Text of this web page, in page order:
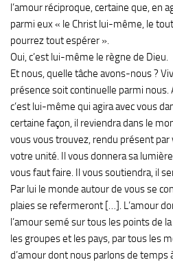
l’amour réciproque, certaine que, en
parmi eux « le Christ lui-même, le
pourrez tout espérer ».
Oui, c’est lui-même le règne de Dieu.
Et nous, quelle tâche avons-nous ?
présence soit continuelle parmi nous.
c’est lui-même qui agira avec vous
certaine façon, il reviendra dans le
vous vous trouvez, rendu présent
votre unité. Il vous donnera sa
vous faut faire. Il vous soutiendra, il
Par lui le monde autour de vous se
plaies se refermeront […]. L’amour
l’amour semé sur tous les points de
les groupes et les pays, par tous les
d’amour dont nous parlons de temps